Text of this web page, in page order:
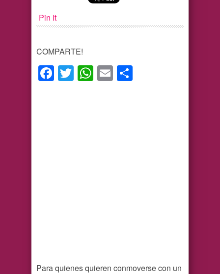
Pin It
COMPARTE!
Facebook
TwitterWhatsApp
Email
Para quienes quieren conmoverse con un